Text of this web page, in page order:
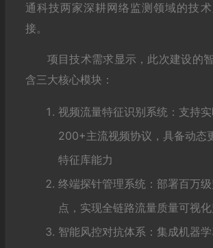
通科技两家深耕网络监测领域的技
接。
项目技术需求显示，此次建设的
含三大核心模块：
视频流量特征识别系统：支持
200+主流视频协议，具备动态
特征库能力
终端探针管理系统：部署百万
点，实现全链路流量质量可视
智能风控对抗体系：集成机器学